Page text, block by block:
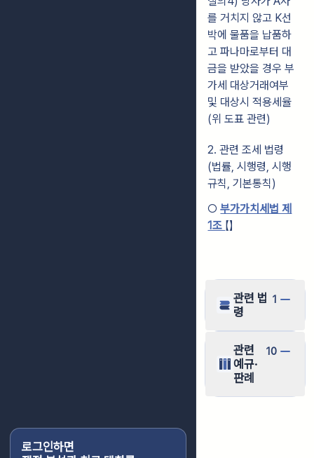
로그인하면
를 거치지 않고 K선
박에 물품을 납품하
고 파나마로부터 대
금을 받았을 경우 부
가세 대상거래여부
및 대상시 적용세율
(위 도표 관련)
2. 관련 조세 법령
(법률, 시행령, 시행
규칙, 기본통칙)
○부가가치세법 제
1조 【】
관련 법
령
1
관련
예규·
판례
10